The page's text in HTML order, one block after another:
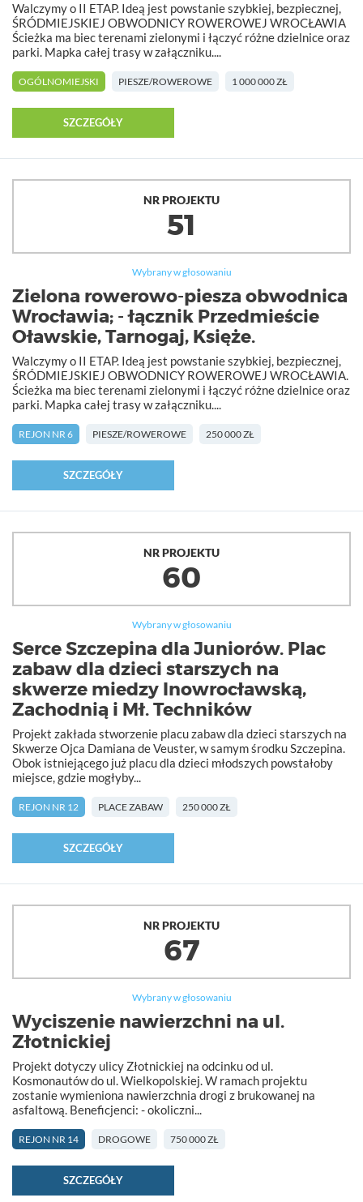
Walczymy o II ETAP. Ideą jest powstanie szybkiej, bezpiecznej,
ŚRÓDMIEJSKIEJ OBWODNICY ROWEROWEJ WROCŁAWIA
Ścieżka ma biec terenami zielonymi i łączyć różne dzielnice oraz
parki. Mapka całej trasy w załączniku....
OGÓLNOMIEJSKI PIESZE/ROWEROWE 1 000 000 ZŁ
SZCZEGÓŁY
NR PROJEKTU
51
Wybrany w głosowaniu
Zielona rowerowo-piesza obwodnica
Wrocławia; - łącznik Przedmieście
Oławskie, Tarnogaj, Księże.
Walczymy o II ETAP. Ideą jest powstanie szybkiej, bezpiecznej,
ŚRÓDMIEJSKIEJ OBWODNICY ROWEROWEJ WROCŁAWIA.
Ścieżka ma biec terenami zielonymi i łączyć różne dzielnice oraz
parki. Mapka całej trasy w załączniku....
REJON NR 6 PIESZE/ROWEROWE 250 000 ZŁ
SZCZEGÓŁY
NR PROJEKTU
60
Wybrany w głosowaniu
Serce Szczepina dla Juniorów. Plac
zabaw dla dzieci starszych na
skwerze miedzy Inowrocławską,
Zachodnią i Mł. Techników
Projekt zakłada stworzenie placu zabaw dla dzieci starszych na
Skwerze Ojca Damiana de Veuster, w samym środku Szczepina.
Obok istniejącego już placu dla dzieci młodszych powstałoby
miejsce, gdzie mogłyby...
REJON NR 12 PLACE ZABAW 250 000 ZŁ
SZCZEGÓŁY
NR PROJEKTU
67
Wybrany w głosowaniu
Wyciszenie nawierzchni na ul.
Złotnickiej
Projekt dotyczy ulicy Złotnickiej na odcinku od ul.
Kosmonautów do ul. Wielkopolskiej. W ramach projektu
zostanie wymieniona nawierzchnia drogi z brukowanej na
asfaltową. Beneficjenci: - okoliczni...
REJON NR 14 DROGOWE 750 000 ZŁ
SZCZEGÓŁY